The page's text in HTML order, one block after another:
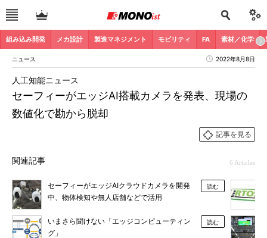
組み込み開発 メカ設計 製造マネジメント モビリティ FA 素材／化学
ニュース 2022年8月8日
セーフィーがエッジAI搭載カメラを発表、現場の
数値化で勘から脱却
人工知能ニュース
記事を見る
関連記事 6 Articles
セーフィーがエッジAIクラウドカメラを開発
中、物体検知や無人店舗などで活用
読む
いまさら聞けない「エッジコンピューティン
グ」
読む